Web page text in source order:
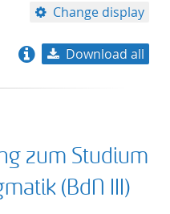
Change display
title descending
Download all
zum Studium
(BdN III)